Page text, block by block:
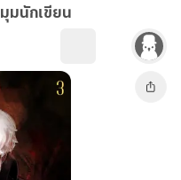
มุมนักเขียน